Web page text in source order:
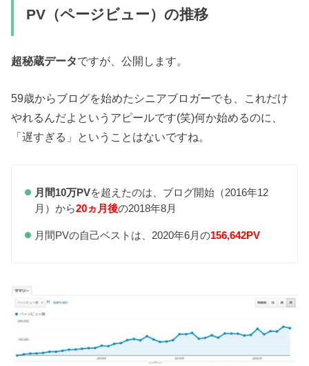
PV（ページビュー）の推移
超秘蔵データですが、公開します。
59歳からブログを始めたシニアブロガーでも、これだけ
やれるんだよというアピールです(笑)何か始めるのに、
「遅すぎる」ということはないですね。
月間10万PVを超えたのは、ブログ開始（2016年12
月）から20ヵ月後の2018年8月
月間PVの自己ベストは、2020年6月の156,642PV